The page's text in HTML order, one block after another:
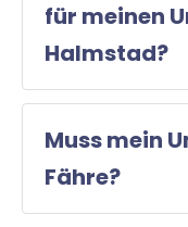
für meinen
Halmstad?
Muss mein
Fähre?